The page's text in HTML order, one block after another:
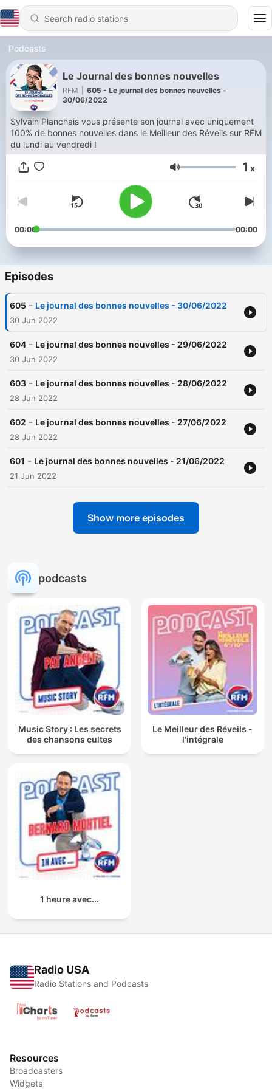
Podcasts
Le Journal des bonnes nouvelles
RFM
605 - Le journal des bonnes nouvelles -
30/06/2022
Sylvain Planchais vous présente son journal avec uniquement
100% de bonnes nouvelles dans le Meilleur des Réveils sur RFM
du lundi au vendredi !
Volume 1 x
00:00 00:00
Episodes
605 - Le journal des bonnes nouvelles - 30/06/2022
30 Jun 2022
604 - Le journal des bonnes nouvelles - 29/06/2022
30 Jun 2022
603 - Le journal des bonnes nouvelles - 28/06/2022
28 Jun 2022
602 - Le journal des bonnes nouvelles - 27/06/2022
28 Jun 2022
601 - Le journal des bonnes nouvelles - 21/06/2022
21 Jun 2022
Show more episodes
podcasts
Music Story : Les secrets
des chansons cultes
Le Meilleur des Réveils -
l'intégrale
1 heure avec...
Radio USA
Radio Stations and Podcasts
Resources
Broadcasters
Widgets